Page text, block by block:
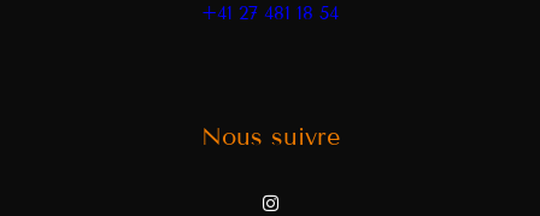
+41 27 481 18 54
Nous suivre